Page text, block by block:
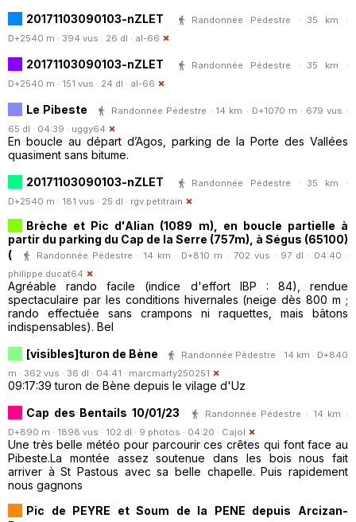
20171103090103-nZLET
Randonnée Pédestre · 35 km ·
D+2540 m · 394 vus · 26 dl · al-66
20171103090103-nZLET
Randonnée Pédestre · 35 km ·
D+2540 m · 151 vus · 24 dl · al-66
Le Pibeste
Randonnée Pédestre · 14 km · D+1070 m · 679 vus ·
65 dl · 04:39 · uggy64
En boucle au départ d’Agos, parking de la Porte des Vallées
quasiment sans bitume.
20171103090103-nZLET
Randonnée Pédestre · 35 km ·
D+2540 m · 181 vus · 25 dl · rgv.petitrain
Brèche et Pic d'Alian (1089 m), en boucle partielle à
partir du parking du Cap de la Serre (757m), à Ségus (65100)
(
Randonnée Pédestre · 14 km · D+810 m · 702 vus · 97 dl · 04:40 ·
philippe.ducat64
Agréable rando facile (indice d'effort IBP : 84), rendue
spectaculaire par les conditions hivernales (neige dès 800 m ;
rando effectuée sans crampons ni raquettes, mais bâtons
indispensables). Bel
[visibles]turon de Bène
Randonnée Pédestre · 14 km · D+840
m · 362 vus · 36 dl · 04:41 · marcmarty250251
09:17:39 turon de Bène depuis le vilage d'Uz
Cap des Bentails 10/01/23
Randonnée Pédestre · 14 km ·
D+890 m · 1898 vus · 102 dl · 9 photos · 04:20 · Cajol
Une très belle météo pour parcourir ces crêtes qui font face au
Pibeste.La montée assez soutenue dans les bois nous fait
arriver à St Pastous avec sa belle chapelle. Puis rapidement
nous gagnons
Pic de PEYRE et Soum de la PENE depuis Arcizan-